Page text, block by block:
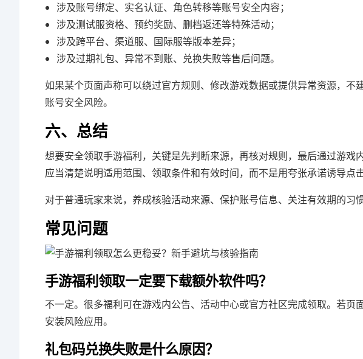
涉及账号绑定、实名认证、角色转移等账号安全内容；
涉及测试服资格、预约奖励、删档返还等特殊活动；
涉及跨平台、渠道服、国际服等版本差异；
涉及过期礼包、异常不到账、兑换失败等售后问题。
如果某个页面声称可以绕过官方规则、修改游戏数据或提供异常资源，
账号安全风险。
六、总结
想要安全领取手游福利，关键是先判断来源，再核对规则，最后通过游戏
应当清楚说明适用范围、领取条件和有效时间，而不是用夸张承诺诱导点击
对于普通玩家来说，养成核验活动来源、保护账号信息、关注有效期的习
常见问题
手游福利领取一定要下载额外软件吗？
不一定。很多福利可在游戏内公告、活动中心或官方社区完成领取。若
安装风险应用。
礼包码兑换失败是什么原因？